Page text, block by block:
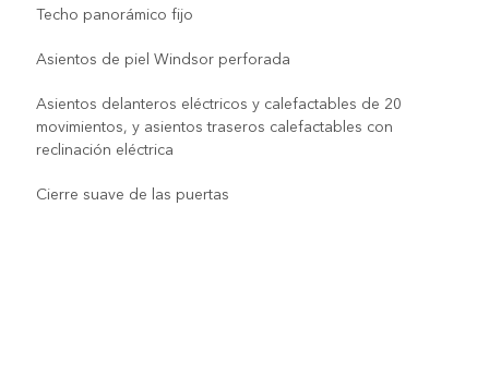
Techo panorámico fijo
Asientos de piel Windsor perforada
Asientos delanteros eléctricos y calefactables de 20
movimientos, y asientos traseros calefactables con
reclinación eléctrica
Cierre suave de las puertas